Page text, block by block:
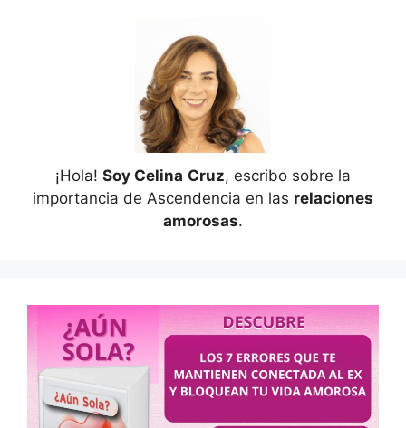
¡Hola! Soy Celina Cruz, escribo sobre la
importancia de Ascendencia en las relaciones
amorosas.